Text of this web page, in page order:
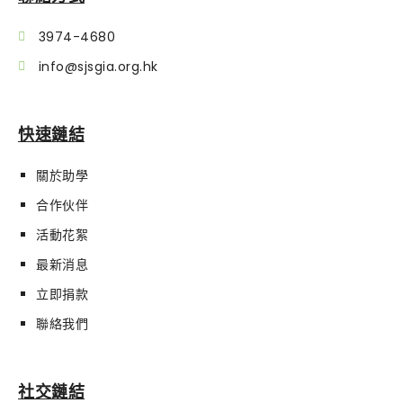
3974-4680
info@sjsgia.org.hk
快速鏈結
關於助學
合作伙伴
活動花絮
最新消息
立即捐款
聯絡我們
社交鏈結